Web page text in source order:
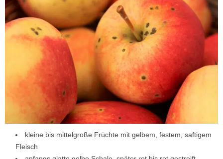
kleine bis mittelgroße Früchte mit gelbem, festem, saftigem
Fleisch